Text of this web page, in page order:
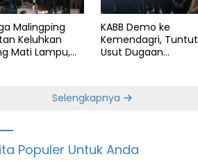
Malingping
Keluhkan
Mati Lampu,
KABB Demo ke
Kemendagri, Tuntut
Usut Dugaan
Selengkapnya
Populer Untuk Anda